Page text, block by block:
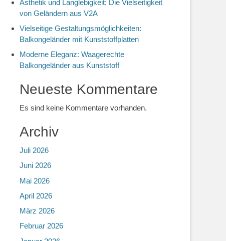
Ästhetik und Langlebigkeit: Die Vielseitigkeit
von Geländern aus V2A
Vielseitige Gestaltungsmöglichkeiten:
Balkongeländer mit Kunststoffplatten
Moderne Eleganz: Waagerechte
Balkongeländer aus Kunststoff
Neueste Kommentare
Es sind keine Kommentare vorhanden.
Archiv
Juli 2026
Juni 2026
Mai 2026
April 2026
März 2026
Februar 2026